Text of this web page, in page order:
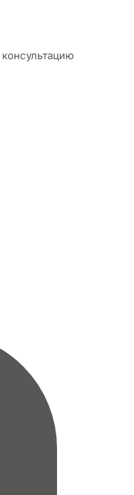
консультацию